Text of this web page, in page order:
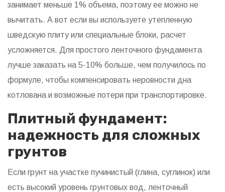
занимает меньше 1% объема, поэтому ее можно не
вычитать. А вот если вы используете утепленную
шведскую плиту или специальные блоки, расчет
усложняется. Для простого ленточного фундамента
лучше заказать на 5-10% больше, чем получилось по
формуле, чтобы компенсировать неровности дна
котлована и возможные потери при транспортировке.
Плитный фундамент:
надежность для сложных
грунтов
Если грунт на участке пучинистый (глина, суглинок) или
есть высокий уровень грунтовых вод, ленточный